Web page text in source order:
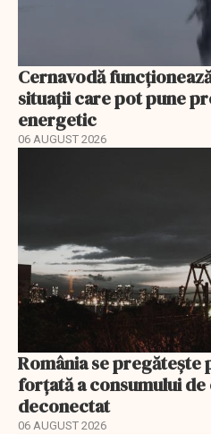
Cernavodă
situații care pot pune
energetic
06 AUGUST 2026
România se
forțată a consumului
deconectat
06 AUGUST 2026